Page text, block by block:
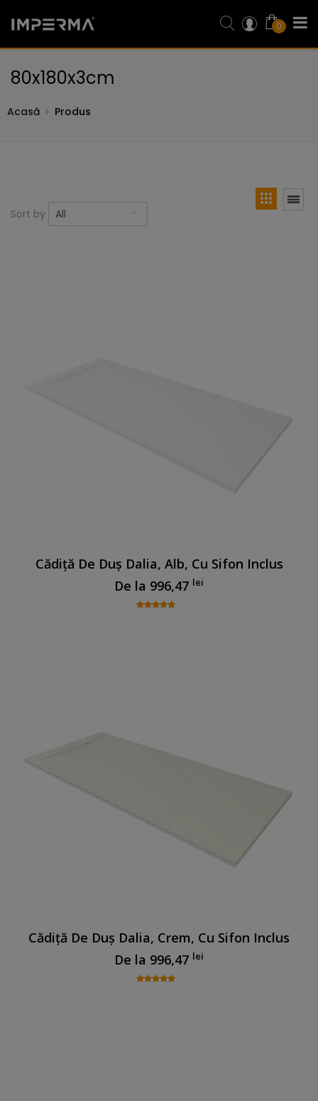
0
80x180x3cm
Acasă Produs
Sort by All
Cădiță De Duș Dalia, Alb, Cu Sifon Inclus
De la 996,47 lei
Cădiță De Duș Dalia, Crem, Cu Sifon Inclus
De la 996,47 lei